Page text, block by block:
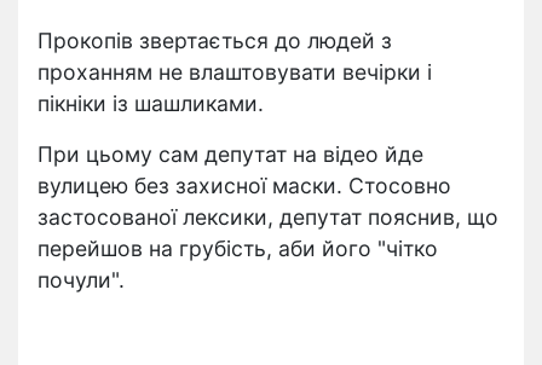
Прокопів звертається до людей з
проханням не влаштовувати вечірки і
пікніки із шашликами.
При цьому сам депутат на відео йде
вулицею без захисної маски. Стосовно
застосованої лексики, депутат пояснив, що
перейшов на грубість, аби його "чітко
почули".